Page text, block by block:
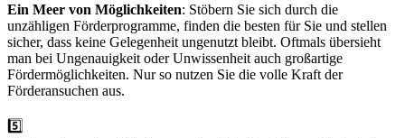
Ein Meer von Möglichkeiten: Stöbern Sie sich durch die
unzähligen Förderprogramme, finden die besten für Sie und stellen
sicher, dass keine Gelegenheit ungenutzt bleibt. Oftmals übersieht
man bei Ungenauigkeit oder Unwissenheit auch großartige
Fördermöglichkeiten. Nur so nutzen Sie die volle Kraft der
Förderansuchen aus.
5️⃣